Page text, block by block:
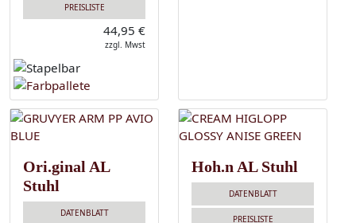
PREISLISTE
44,95 €
zzgl. Mwst
Ori.ginal AL
Stuhl
DATENBLATT
Hoh.n AL Stuhl
DATENBLATT
PREISLISTE